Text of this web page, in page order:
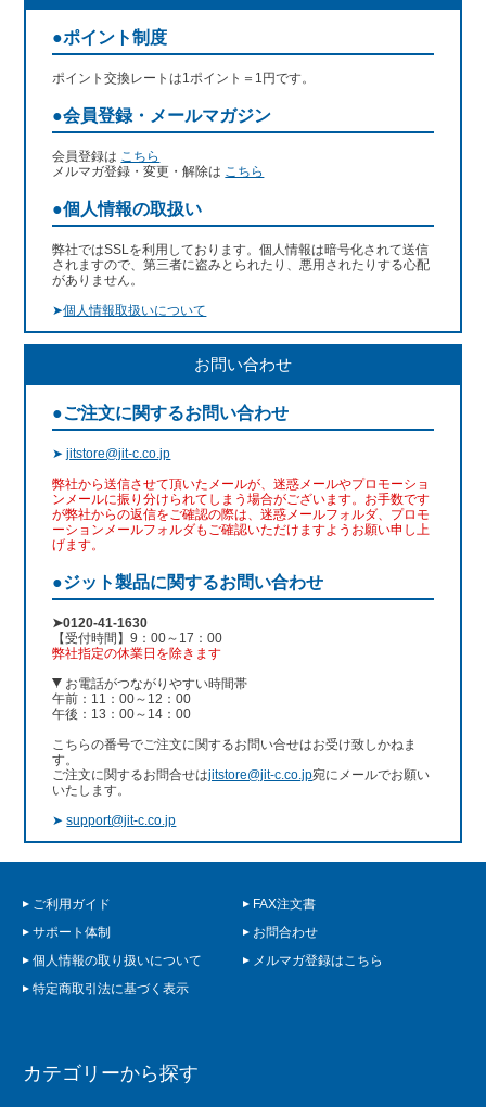
●ポイント制度
ポイント交換レートは1ポイント＝1円です。
●会員登録・メールマガジン
会員登録は こちら
メルマガ登録・変更・解除は こちら
●個人情報の取扱い
弊社ではSSLを利用しております。個人情報は暗号化されて送信
されますので、第三者に盗みとられたり、悪用されたりする心配
がありません。
➤個人情報取扱いについて
お問い合わせ
●ご注文に関するお問い合わせ
➤jitstore@jit-c.co.jp
弊社から送信させて頂いたメールが、迷惑メールやプロモーショ
ンメールに振り分けられてしまう場合がございます。お手数です
が弊社からの返信をご確認の際は、迷惑メールフォルダ、プロモ
ーションメールフォルダもご確認いただけますようお願い申し上
げます。
●ジット製品に関するお問い合わせ
➤0120-41-1630
【受付時間】9：00～17：00
弊社指定の休業日を除きます
お電話がつながりやすい時間帯
午前：11：00～12：00
午後：13：00～14：00
こちらの番号でご注文に関するお問い合せはお受け致しかねま
す。
ご注文に関するお問合せはjitstore@jit-c.co.jp宛にメールでお願い
いたします。
➤support@jit-c.co.jp
ご利用ガイド
FAX注文書
サポート体制
お問合わせ
個人情報の取り扱いについて
メルマガ登録はこちら
特定商取引法に基づく表示
カテゴリーから探す